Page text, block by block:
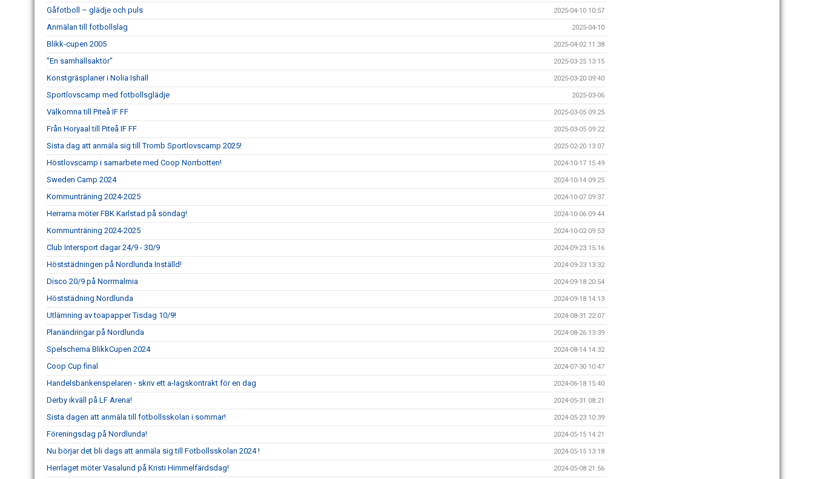
Gåfotboll – glädje och puls 2025-04-10 10:57
Anmälan till fotbollslag 2025-04-10
Blikk-cupen 2005 2025-04-02 11:38
"En samhällsaktör" 2025-03-25 13:15
Konstgräsplaner i Nolia Ishall 2025-03-20 09:40
Sportlovscamp med fotbollsglädje 2025-03-06
Välkomna till Piteå IF FF 2025-03-05 09:25
Från Horyaal till Piteå IF FF 2025-03-05 09:22
Sista dag att anmäla sig till Tromb Sportlovscamp 2025! 2025-02-20 13:07
Höstlovscamp i samarbete med Coop Norrbotten! 2024-10-17 15:49
Sweden Camp 2024 2024-10-14 09:25
Kommunträning 2024-2025 2024-10-07 09:37
Herrarna möter FBK Karlstad på söndag! 2024-10-06 09:44
Kommunträning 2024-2025 2024-10-02 09:53
Club Intersport dagar 24/9 - 30/9 2024-09-23 15:16
Höststädningen på Nordlunda Inställd! 2024-09-23 13:32
Disco 20/9 på Norrmalmia 2024-09-18 20:54
Höststädning Nordlunda 2024-09-18 14:13
Utlämning av toapapper Tisdag 10/9! 2024-08-31 22:07
Planändringar på Nordlunda 2024-08-26 13:39
Spelschema BlikkCupen 2024 2024-08-14 14:32
Coop Cup final 2024-07-30 10:47
Handelsbankenspelaren - skriv ett a-lagskontrakt för en dag 2024-06-18 15:40
Derby ikväll på LF Arena! 2024-05-31 08:21
Sista dagen att anmäla till fotbollsskolan i sommar! 2024-05-23 10:39
Föreningsdag på Nordlunda! 2024-05-15 14:21
Nu börjar det bli dags att anmäla sig till Fotbollsskolan 2024 ! 2024-05-15 13:18
Herrlaget möter Vasalund på Kristi Himmelfärdsdag! 2024-05-08 21:56